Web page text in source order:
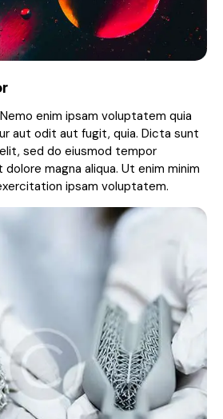
enim ipsam voluptatem quia
aut odit aut fugit, quia. Dicta sunt
sed do eiusmod tempor
magna aliqua. Ut enim minim
ipsam voluptatem.